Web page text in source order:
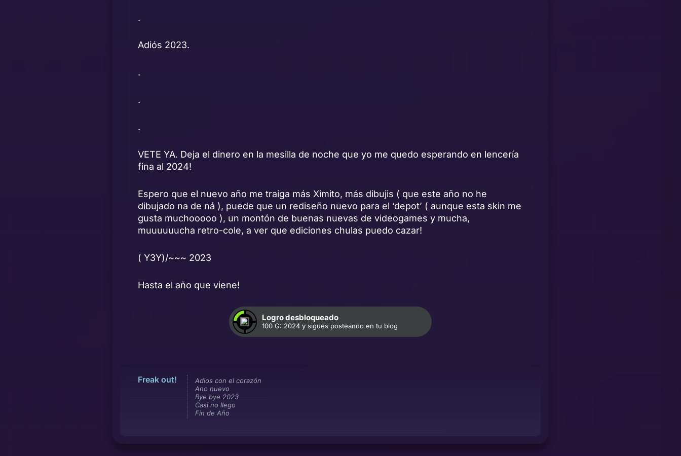
.
Adiós 2023.
.
.
.
VETE YA. Deja el dinero en la mesilla de noche que yo me quedo esperando en lencería
fina al 2024!
Espero que el nuevo año me traiga más Ximito, más dibujis ( que este año no he
dibujado na de ná ), puede que un rediseño nuevo para el ‘depot’ ( aunque esta skin me
gusta muchooooo ), un montón de buenas nuevas de videogames y mucha,
muuuuuucha retro-cole, a ver que ediciones chulas puedo cazar!
( Y3Y)/~~~ 2023
Hasta el año que viene!
Logro desbloqueado
100 G: 2024 y sigues posteando en tu blog
Freak out!
Adios con el corazón
Ano nuevo
Bye bye 2023
Casi no llego
Fin de Año